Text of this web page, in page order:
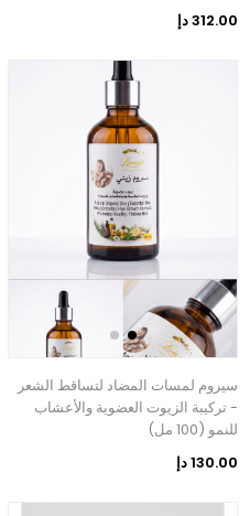
312.00 دإ
سيروم لمسات المضاد لتساقط الشعر
- تركيبة الزيوت العضوية والأعشاب
للنمو (100 مل)
130.00 دإ